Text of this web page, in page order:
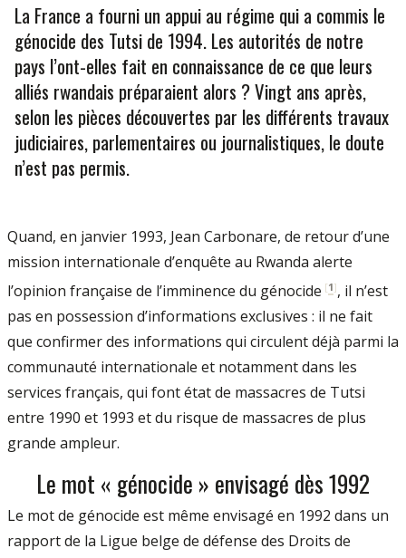
La France a fourni un appui au régime qui a commis le
génocide des Tutsi de 1994. Les autorités de notre
pays l’ont-elles fait en connaissance de ce que leurs
alliés rwandais préparaient alors ? Vingt ans après,
selon les pièces découvertes par les différents travaux
judiciaires, parlementaires ou journalistiques, le doute
n’est pas permis.
Quand, en janvier 1993, Jean Carbonare, de retour d’une
mis­sion internationale d’enquête au Rwanda alerte
l’opinion française de l’imminence du génocide [1], il n’est
pas en possession d’informations exclusives : il ne fait
que confirmer des informations qui circulent déjà parmi la
communauté internationale et notamment dans les
services français, qui font état de massacres de Tutsi
entre 1990 et 1993 et du risque de massacres de plus
grande ampleur.
Le mot « génocide » envisagé dès 1992
Le mot de génocide est même envisagé en 1992 dans un
rapport de la Ligue belge de défense des Droits de